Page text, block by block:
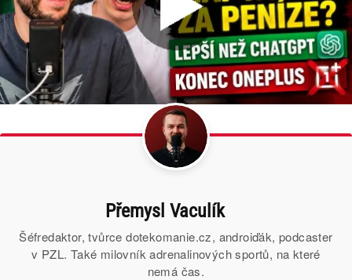
Přemysl Vaculík
Šéfredaktor, tvůrce dotekomanie.cz, androiďák, podcaster
v PZL. Také milovník adrenalinových sportů, na které
nemá čas.